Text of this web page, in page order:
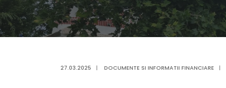
27.03.2025 | DOCUMENTE SI INFORMATII FINANCIARE |